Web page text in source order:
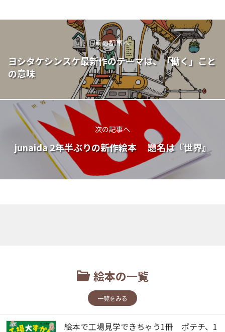
前の記事へ
ヨシタケシンスケ最新作のテーマは、「働く」こと
の意味
次の記事へ
junaida 2年半ぶりの新作絵本 題名は『世界』
絵本の一覧
一覧をみる
絵本で工場見学できちゃう1冊 ポテチ、1